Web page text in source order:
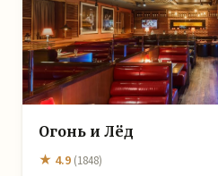
Огонь и Лёд
★ 4.9 (1848)